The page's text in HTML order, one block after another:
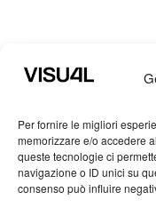
Per fornire le migliori
memorizzare e/o accedere
queste tecnologie ci
navigazione o ID unici su
consenso può influire